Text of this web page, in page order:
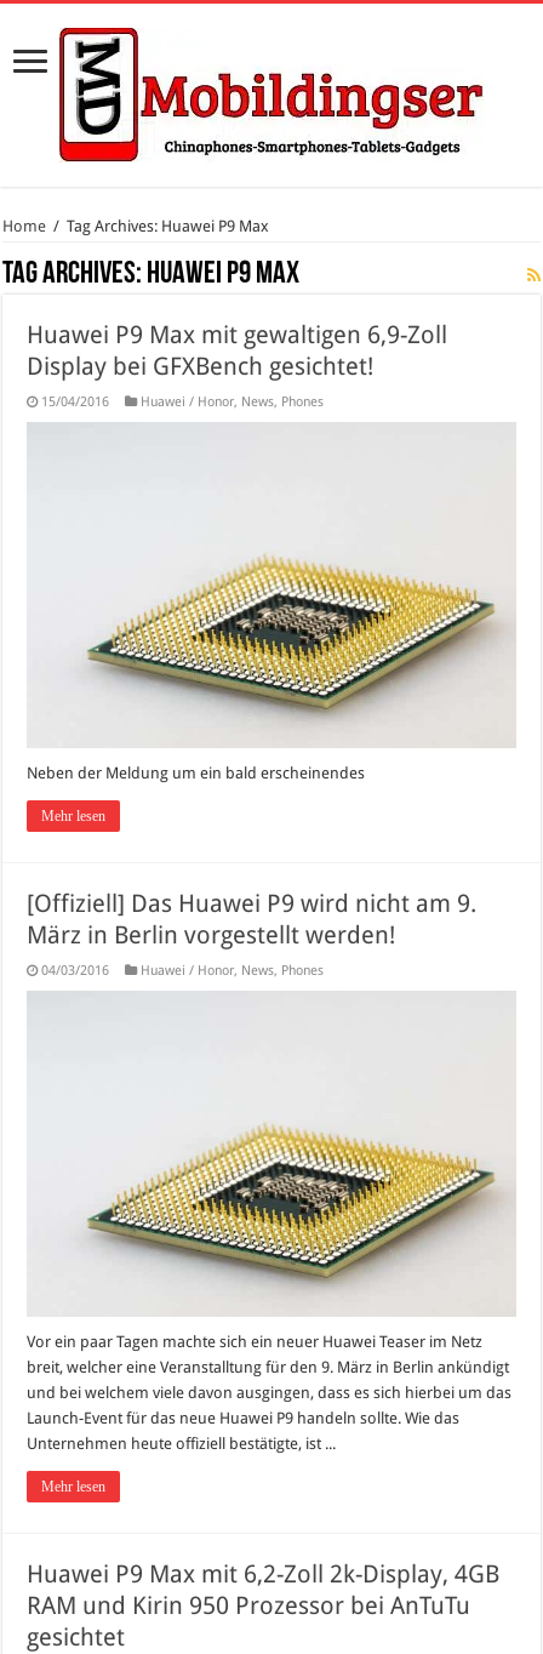
Home / Tag Archives: Huawei P9 Max
Tag Archives: Huawei P9 Max
Huawei P9 Max mit gewaltigen 6,9-Zoll
Display bei GFXBench gesichtet!
15/04/2016 Huawei / Honor, News, Phones
Neben der Meldung um ein bald erscheinendes
Mehr lesen
[Offiziell] Das Huawei P9 wird nicht am 9.
März in Berlin vorgestellt werden!
04/03/2016 Huawei / Honor, News, Phones
Vor ein paar Tagen machte sich ein neuer Huawei Teaser im Netz
breit, welcher eine Veranstalltung für den 9. März in Berlin ankündigt
und bei welchem viele davon ausgingen, dass es sich hierbei um das
Launch-Event für das neue Huawei P9 handeln sollte. Wie das
Unternehmen heute offiziell bestätigte, ist ...
Mehr lesen
Huawei P9 Max mit 6,2-Zoll 2k-Display, 4GB
RAM und Kirin 950 Prozessor bei AnTuTu
gesichtet